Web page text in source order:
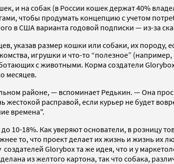
и на собак (в России кошек держат 40%
чтобы продумать концепцию с учетом
в США варианта годовой подписки — из-за
указав размер кошки или собаки, их породу,
игрушки и что-то “полезное”
с животными. Корма создатели
месяцев.
районе, — вспоминает Редькин. — Она
расправой, если курьер не будет
времена".
10-18%. Как уверяют основатели, в розницу
то, что проект делает их жизнь и жизнь их
Glorybox та же идея, что и у
из желтого картона, так что собака,